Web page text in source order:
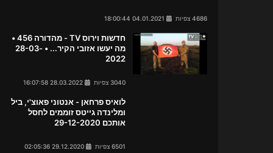
4686 צפיות
חדשות וירוס TV - מהדורה 456 •
מה יעשו אזובי הקיר... • 28-03-
2022
3040 צפיות
לואיס פרחאן - אנטוני פאוצ'י, ביל
ומלינדה גייטס זוממים לחסל
אותכם 29-12-2020
6501 צפיות